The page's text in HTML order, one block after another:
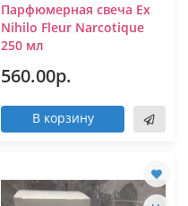
Парфюмерная свеча Ex
Nihilo Fleur Narcotique
250 мл
560.00р.
В корзину